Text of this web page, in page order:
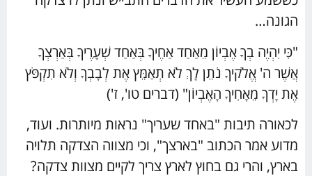
הגונה…
"כִּי יִהְיֶה בְךָ אֶבְיוֹן מֵאַחַד אַחֶיךָ בְּאַחַד שְׁעָרֶיךָ בְּאַרְצְךָ
אֲשֶׁר ה' אֱלֹקיךָ נֹתֵן לָךְ לֹא תְאַמֵּץ אֶת לְבָבְךָ וְלֹא תִקְפֹּץ
אֶת יָדְךָ מֵאָחִיךָ הָאֶבְיוֹן" (דברים טו', ז')
לכאורה תיבות "באחד שעריך" נראות מיותרות. ועוד,
מדוע אמר הכתוב "בארצך", וכי מצווה הצדקה תלויה
בארץ, והרי גם בחוץ לארץ צריך לקיים מצוות צדקה?